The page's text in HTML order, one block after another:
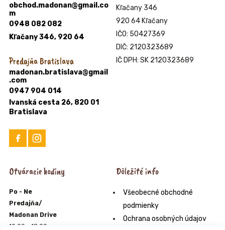
obchod.madonan@gmail.co
m
0948 082 082
Kľačany 346, 920 64
Predajňa Bratislava
madonan.bratislava@gmail
.com
0947 904 014
Ivanská cesta 26, 820 01
Bratislava
Kľačany 346
920 64 Kľačany
IČO: 50427369
DIČ: 2120323689
IČ DPH: SK 2120323689
Otváracie hodiny
Po - Ne
Predajňa/
Madonan Drive
10:00 - 18:00
Dôležité info
Všeobecné obchodné
podmienky
Ochrana osobných údajov